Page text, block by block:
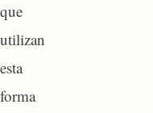
que
utilizan
esta
forma